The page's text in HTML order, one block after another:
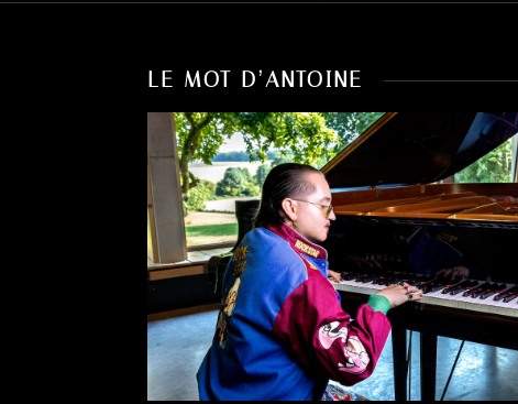
LE MOT D’ANTOINE